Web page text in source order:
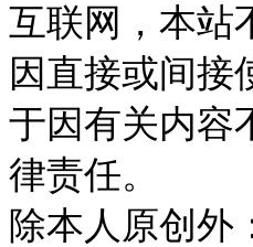
互联网，本站
因直接或间接
于因有关内容
律责任。
除本人原创外